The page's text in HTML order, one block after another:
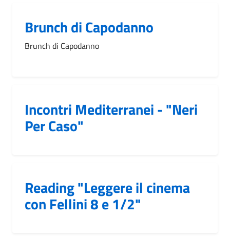
Brunch di Capodanno
Brunch di Capodanno
Incontri Mediterranei - "Neri
Per Caso"
Reading "Leggere il cinema
con Fellini 8 e 1/2"